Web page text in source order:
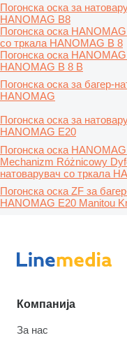
Погонска оска за
HANOMAG B8
Погонска оска
со тркала HANOMAG B 8
Погонска оска
HANOMAG B 8 B
Погонска оска за багер-
HANOMAG
Погонска оска за
HANOMAG E20
Погонска оска
Mechanizm Różnicowy
натоварувач со тркала
Погонска оска ZF за
HANOMAG E20 Manitou
Компанија
За нас